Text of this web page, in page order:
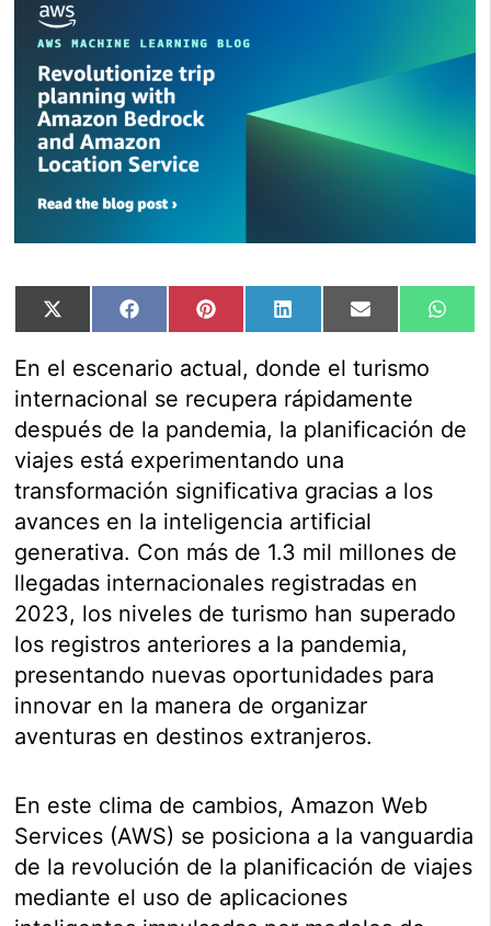
Compartir
en
X
Compartir
en
FacebookCompartir
en
PinterestCompartir
en
LinkedInCompartir
en
Email
en
En el escenario actual, donde el turismo
internacional se recupera rápidamente
después de la pandemia, la planificación de
viajes está experimentando una
transformación significativa gracias a los
avances en la inteligencia artificial
generativa. Con más de 1.3 mil millones de
llegadas internacionales registradas en
2023, los niveles de turismo han superado
los registros anteriores a la pandemia,
presentando nuevas oportunidades para
innovar en la manera de organizar
aventuras en destinos extranjeros.
En este clima de cambios, Amazon Web
Services (AWS) se posiciona a la vanguardia
de la revolución de la planificación de viajes
mediante el uso de aplicaciones